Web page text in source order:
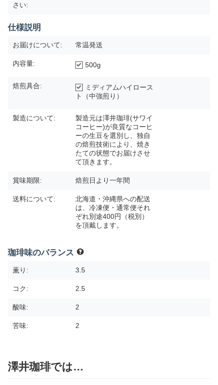
さい:
仕様説明
お届けについて: 常温発送
内容量: 500g
焙煎具合:
ミディアムハイロース
ト（中強煎り）
製造について:
製造元は澤井珈琲(サワイ
コーヒー)が良質なコーヒ
ーの生豆を選別し、独自
の焙煎技術により、焼き
たての状態でお届けさせ
て頂きます。
賞味期限: 焙煎日より一年間
送料について:
北海道・沖縄県への配送
は、冷凍便・通常便それ
ぞれ別途400円（税別）
を頂戴します。
珈琲味のバランス
薫り: 3.5
コク: 2.5
酸味: 2
苦味: 2
澤井珈琲では…